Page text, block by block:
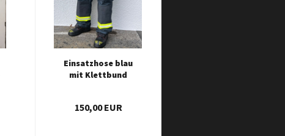
Einsatzhose blau
mit Klettbund
150,00 EUR